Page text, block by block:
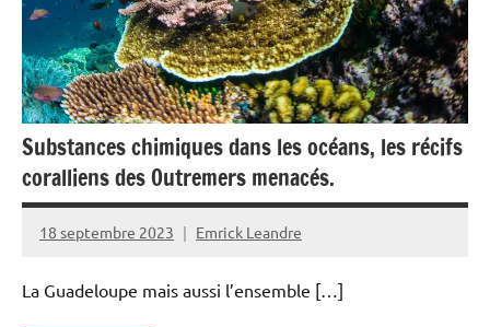
Substances chimiques dans les océans, les récifs
coralliens des Outremers menacés.
18 septembre 2023 Emrick Leandre
La Guadeloupe mais aussi l’ensemble […]